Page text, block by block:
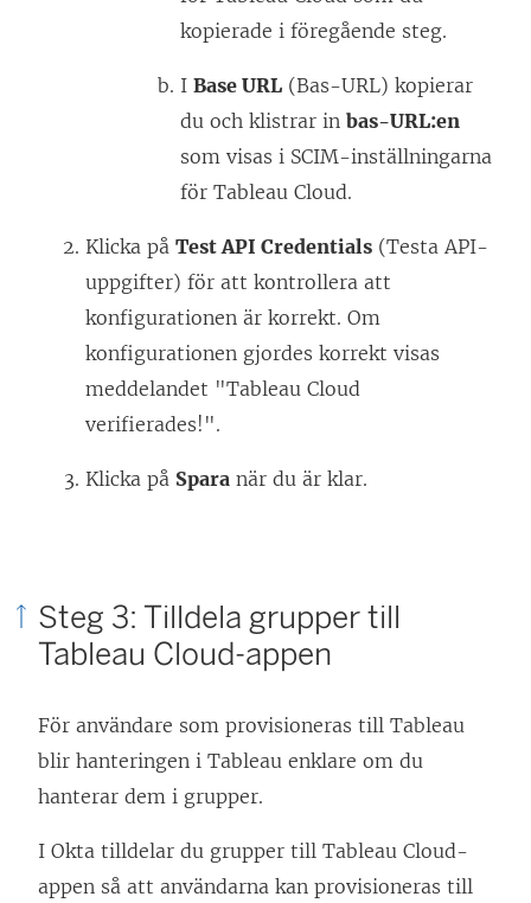
kopierade i föregående steg.
I Base URL (Bas-URL) kopierar
du och klistrar in bas-URL:en
som visas i SCIM-inställningarna
för Tableau Cloud.
Klicka på Test API Credentials (Testa API-
uppgifter) för att kontrollera att
konfigurationen är korrekt. Om
konfigurationen gjordes korrekt visas
meddelandet "Tableau Cloud
verifierades!".
Klicka på Spara när du är klar.
Steg 3: Tilldela grupper till
Tableau Cloud-appen
För användare som provisioneras till Tableau
blir hanteringen i Tableau enklare om du
hanterar dem i grupper.
I Okta tilldelar du grupper till Tableau Cloud-
appen så att användarna kan provisioneras till